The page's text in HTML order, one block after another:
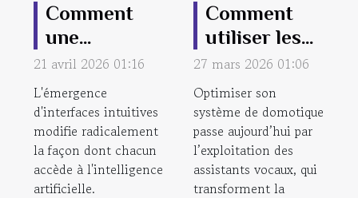
Comment
une
interface
intuitive
révolutionne
l'accès à l'IA
?
21 avril 2026 01:16
L'émergence
d'interfaces intuitives
modifie radicalement
la façon dont chacun
accède à l'intelligence
artificielle.
Comment
utiliser les
assistants
vocaux pour
améliorer
votre
système de
domotique ?
27 mars 2026 01:06
Optimiser son
système de domotique
passe aujourd’hui par
l’exploitation des
assistants vocaux, qui
transforment la